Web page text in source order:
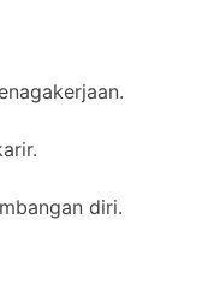
diri.